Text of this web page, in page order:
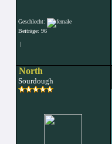
Geschlecht:
Beiträge: 96
|
North
Sourdough